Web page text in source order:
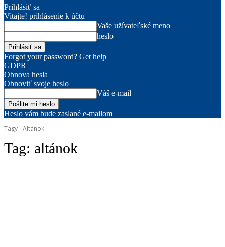
Prihlásiť sa
Vitajte! prihlásenie k účtu
Vaše užívateľské meno
heslo
Forgot your password? Get help
GDPR
Obnova hesla
Obnoviť svoje heslo
Váš e-mail
Heslo vám bude zaslané e-mailom
Tagy Altánok
Tag: altánok